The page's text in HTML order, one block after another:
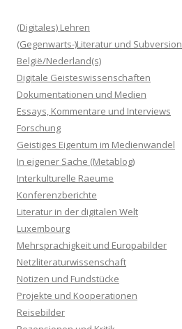
(Digitales) Lehren
(Gegenwarts-)Literatur und Subversion
België/Nederland(s)
Digitale Geisteswissenschaften
Dokumentationen und Medien
Essays, Kommentare und Interviews
Forschung
Geistiges Eigentum im Medienwandel
In eigener Sache (Metablog)
Interkulturelle Raeume
Konferenzberichte
Literatur in der digitalen Welt
Luxembourg
Mehrsprachigkeit und Europabilder
Netzliteraturwissenschaft
Notizen und Fundstücke
Projekte und Kooperationen
Reisebilder